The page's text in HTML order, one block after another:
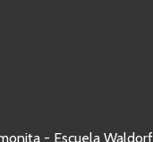
- Escuela